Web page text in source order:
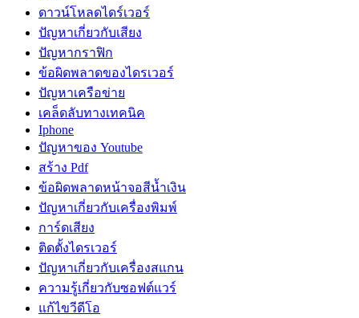
ดาวน์โหลดไดร์เวอร์
ปัญหาเกี่ยวกับเสียง
ปัญหากราฟิก
ข้อผิดพลาดของไดรเวอร์
ปัญหาเครือข่าย
เคล็ดลับทางเทคนิค
Iphone
ปัญหาของ Youtube
สร้าง Pdf
ข้อผิดพลาดหน้าจอสีน้ำเงิน
ปัญหาเกี่ยวกับเครื่องพิมพ์
การ์ดเสียง
ติดตั้งไดรเวอร์
ปัญหาเกี่ยวกับเครื่องสแกน
ความรู้เกี่ยวกับซอฟต์แวร์
แก้ไขวีดีโอ